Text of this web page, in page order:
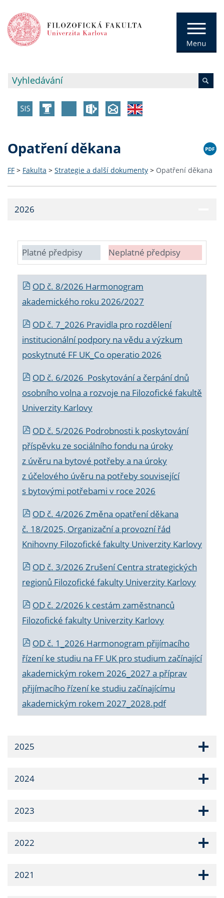
Opatření děkana
FF > Fakulta > Strategie a další dokumenty > Opatření děkana
2026
Platné předpisy Neplatné předpisy
OD č. 8/2026 Harmonogram
akademického roku 2026/2027
OD č. 7_2026 Pravidla pro rozdělení
institucionální podpory na vědu a výzkum
poskytnuté FF UK_Co operatio 2026
OD č. 6/2026 Poskytování a čerpání dnů
osobního volna a rozvoje na Filozofické fakultě
Univerzity Karlovy
OD č. 5/2026 Podrobnosti k poskytování
příspěvku ze sociálního fondu na úroky
z úvěru na bytové potřeby a na úroky
z účelového úvěru na potřeby související
s bytovými potřebami v roce 2026
OD č. 4/2026 Změna opatření děkana
č. 18/2025, Organizační a provozní řád
Knihovny Filozofické fakulty Univerzity Karlovy
OD č. 3/2026 Zrušení Centra strategických
regionů Filozofické fakulty Univerzity Karlovy
OD č. 2/2026 k cestám zaměstnanců
Filozofické fakulty Univerzity Karlovy
OD č. 1_2026 Harmonogram přijímacího
řízení ke studiu na FF UK pro studium začínající
akademickým rokem 2026_2027 a příprav
přijímacího řízení ke studiu začínajícímu
akademickým rokem 2027_2028.pdf
2025
2024
2023
2022
2021